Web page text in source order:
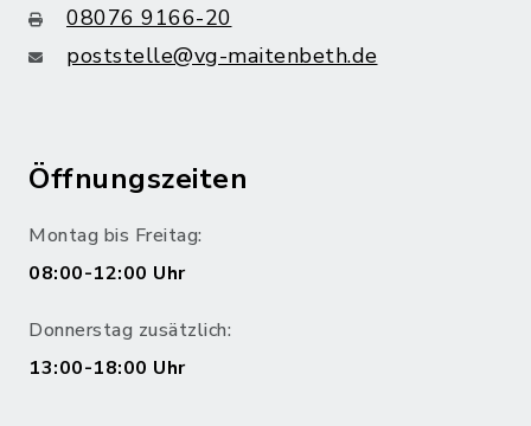
08076 9166-20
poststelle@vg-maitenbeth.de
Öffnungszeiten
Montag bis Freitag:
08:00-12:00 Uhr
Donnerstag zusätzlich:
13:00-18:00 Uhr